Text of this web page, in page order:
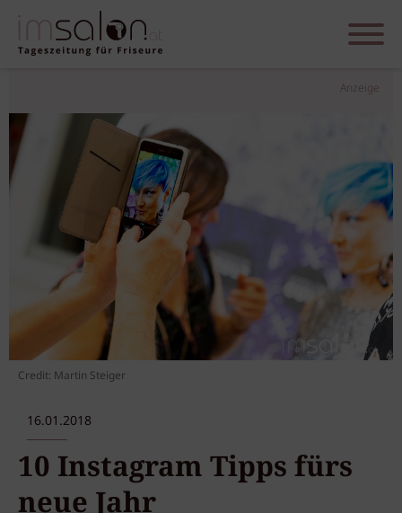
Anzeige
Credit: Martin Steiger
16.01.2018
10 Instagram Tipps fürs
neue Jahr